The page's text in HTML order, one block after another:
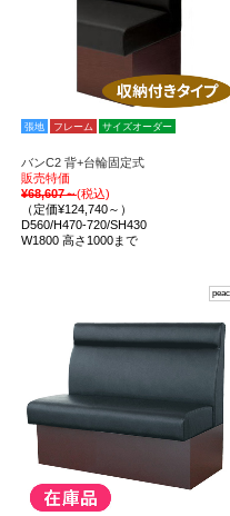
張地 フレーム サイズオーダー
バンC2 背+台輪固定式
販売特価
¥68,607～(税込)
（定価¥124,740～）
D560/H470-720/SH430
W1800 高さ1000まで